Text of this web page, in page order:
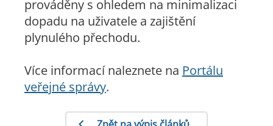
prováděny s ohledem na minimalizaci
dopadu na uživatele a zajištění
plynulého přechodu.
Více informací naleznete na Portálu
veřejné správy.